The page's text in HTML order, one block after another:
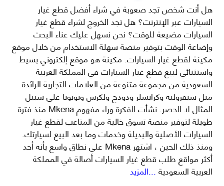
هل أنت شخص تجد صعوبة في شراء أفضل قطع غيار
السيارات عبر الإنترنت؟ هل تجد الخروج لشراء قطع غيار
السيارات مضيعة للوقت؟ نحن نسهل عليك عناء البحث
وإضاعة الوقت بتوفير منصة سهلة الاستخدام من خلال موقع
مكينة لقطع غيار السيارات. مكينة هو موقع إلكتروني بسيط
واستثنائي لبيع قطع غيار السيارات في المملكة العربية
السعودية من مجموعة متنوعة من العلامات التجارية الرائدة
مثل شيفروليه وكرايسلر ودودج ولكزس وتويوتا على سبيل
المثال لا الحصر. نشأت الفكرة وراء مفهوم Mkena منذ فترة
طويلة لتوفير منصة تسوق خالية من المتاعب لقطع غيار
السيارات الأصلية والبديلة وخدمات وما بعد البيع لسيارتك.
ومنذ ذلك الحين ، اشتهر Mkena على نطاق واسع بأنه أحد
أكثر مواقع طلب قطع غيار السيارات أصالة في المملكة
العربية السعودية...المزيد